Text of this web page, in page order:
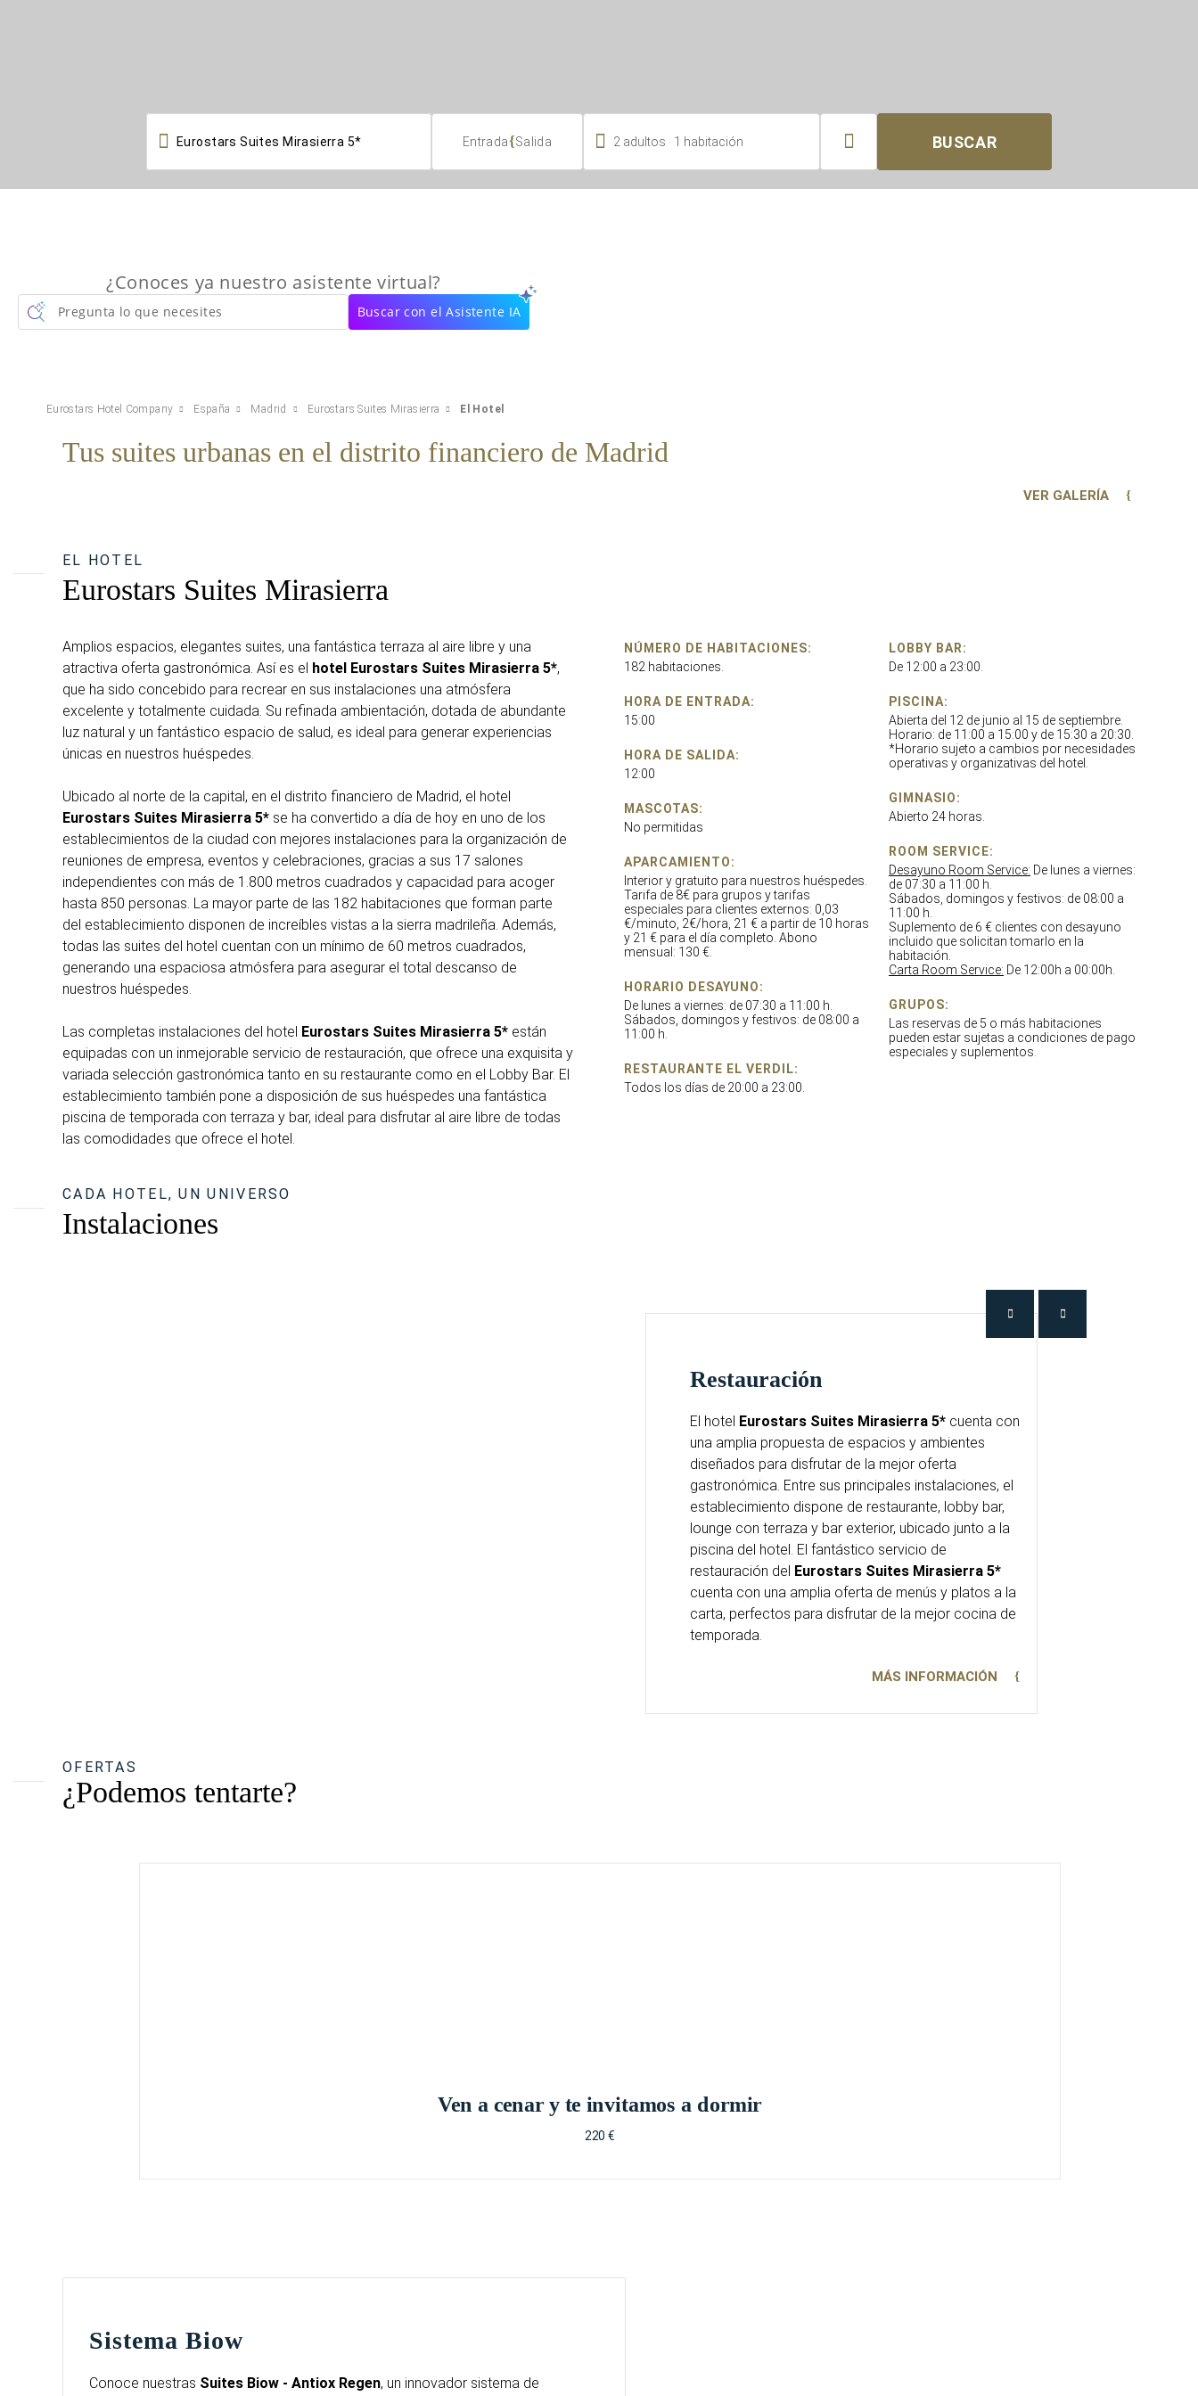
 Entrada{Salida  2 adultos 1 habitación  BUSCAR
¿Conoces ya nuestro asistente virtual?
Pregunta lo que necesites Buscar con el Asistente IA
Eurostars Hotel Company España Madrid Eurostars Suites Mirasierra El Hotel
Tus suites urbanas en el distrito financiero de Madrid
VER GALERÍA
EL HOTEL
Eurostars Suites Mirasierra
Amplios espacios, elegantes suites, una fantástica terraza al aire libre y una
atractiva oferta gastronómica. Así es el hotel Eurostars Suites Mirasierra 5*,
que ha sido concebido para recrear en sus instalaciones una atmósfera
excelente y totalmente cuidada. Su refinada ambientación, dotada de abundante
luz natural y un fantástico espacio de salud, es ideal para generar experiencias
únicas en nuestros huéspedes.
Ubicado al norte de la capital, en el distrito financiero de Madrid, el hotel
Eurostars Suites Mirasierra 5* se ha convertido a día de hoy en uno de los
establecimientos de la ciudad con mejores instalaciones para la organización de
reuniones de empresa, eventos y celebraciones, gracias a sus 17 salones
independientes con más de 1.800 metros cuadrados y capacidad para acoger
hasta 850 personas. La mayor parte de las 182 habitaciones que forman parte
del establecimiento disponen de increíbles vistas a la sierra madrileña. Además,
todas las suites del hotel cuentan con un mínimo de 60 metros cuadrados,
generando una espaciosa atmósfera para asegurar el total descanso de
nuestros huéspedes.
Las completas instalaciones del hotel Eurostars Suites Mirasierra 5* están
equipadas con un inmejorable servicio de restauración, que ofrece una exquisita y
variada selección gastronómica tanto en su restaurante como en el Lobby Bar. El
establecimiento también pone a disposición de sus huéspedes una fantástica
piscina de temporada con terraza y bar, ideal para disfrutar al aire libre de todas
las comodidades que ofrece el hotel.
NÚMERO DE HABITACIONES:
182 habitaciones.
HORA DE ENTRADA:
15:00
HORA DE SALIDA:
12:00
MASCOTAS:
No permitidas
APARCAMIENTO:
Interior y gratuito para nuestros huéspedes.
Tarifa de 8€ para grupos y tarifas
especiales para clientes externos: 0,03
€/minuto, 2€/hora, 21 € a partir de 10 horas
y 21 € para el día completo. Abono
mensual: 130 €.
HORARIO DESAYUNO:
De lunes a viernes: de 07:30 a 11:00 h.
Sábados, domingos y festivos: de 08:00 a
11:00 h.
RESTAURANTE EL VERDIL:
Todos los días de 20:00 a 23:00.
LOBBY BAR:
De 12:00 a 23:00.
PISCINA:
Abierta del 12 de junio al 15 de septiembre.
Horario: de 11:00 a 15:00 y de 15:30 a 20:30.
*Horario sujeto a cambios por necesidades
operativas y organizativas del hotel.
GIMNASIO:
Abierto 24 horas.
ROOM SERVICE:
Desayuno Room Service: De lunes a viernes:
de 07:30 a 11:00 h.
Sábados, domingos y festivos: de 08:00 a
11:00 h.
Suplemento de 6 € clientes con desayuno
incluido que solicitan tomarlo en la
habitación.
Carta Room Service: De 12:00h a 00:00h.
GRUPOS:
Las reservas de 5 o más habitaciones
pueden estar sujetas a condiciones de pago
especiales y suplementos.
CADA HOTEL, UN UNIVERSO
Instalaciones
Restauración
El hotel Eurostars Suites Mirasierra 5* cuenta con
una amplia propuesta de espacios y ambientes
diseñados para disfrutar de la mejor oferta
gastronómica. Entre sus principales instalaciones, el
establecimiento dispone de restaurante, lobby bar,
lounge con terraza y bar exterior, ubicado junto a la
piscina del hotel. El fantástico servicio de
restauración del Eurostars Suites Mirasierra 5*
cuenta con una amplia oferta de menús y platos a la
carta, perfectos para disfrutar de la mejor cocina de
temporada.
MÁS INFORMACIÓN
OFERTAS
¿Podemos tentarte?
Ven a cenar y te invitamos a dormir
220 €
Sistema Biow
Conoce nuestras Suites Biow - Antiox Regen, un innovador sistema de